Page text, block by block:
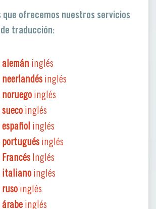
que ofrecemos nuestros servicios
traducción:
alemán inglés
neerlandésinglés
noruegoinglés
suecoinglés
español inglés
portuguésinglés
FrancésInglés
italianoinglés
rusoinglés
árabeinglés